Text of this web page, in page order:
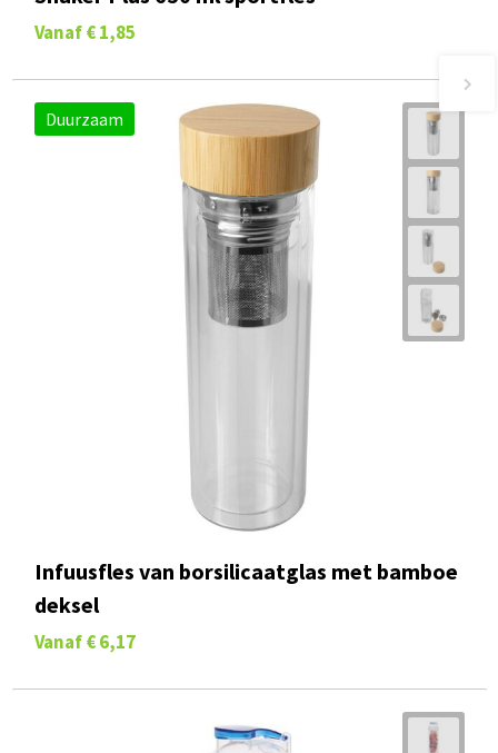
Vanaf € 1,85
Duurzaam
Infuusfles van borsilicaatglas met bamboe
deksel
Vanaf € 6,17